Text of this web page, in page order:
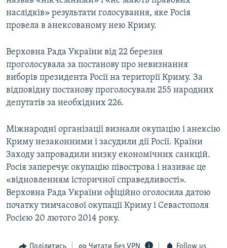
наслідків» результати голосування, яке Росія
провела в анексованому нею Криму.
Верховна Рада України від 22 березня
проголосувала за постанову про невизнання
виборів президента Росії на території Криму. За
відповідну постанову проголосували 255 народних
депутатів за необхідних 226.
Міжнародні організації визнали окупацію і анексію
Криму незаконними і засудили дії Росії. Країни
Заходу запровадили низку економічних санкцій.
Росія заперечує окупацію півострова і називає це
«відновленням історичної справедливості».
Верховна Рада України офіційно оголосила датою
початку тимчасової окупації Криму і Севастополя
Росією 20 лютого 2014 року.